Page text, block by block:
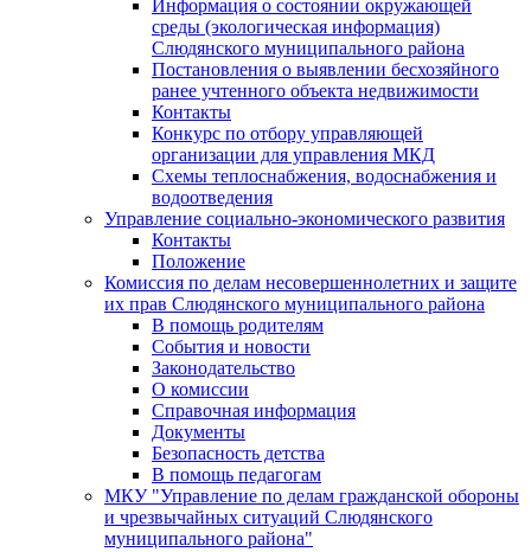
Информация о состоянии окружающей
среды (экологическая информация)
Слюдянского муниципального района
Постановления о выявлении бесхозяйного
ранее учтенного объекта недвижимости
Контакты
Конкурс по отбору управляющей
организации для управления МКД
Схемы теплоснабжения, водоснабжения и
водоотведения
Управление социально-экономического развития
Контакты
Положение
Комиссия по делам несовершеннолетних и защите
их прав Слюдянского муниципального района
В помощь родителям
События и новости
Законодательство
О комиссии
Справочная информация
Документы
Безопасность детства
В помощь педагогам
МКУ "Управление по делам гражданской обороны
и чрезвычайных ситуаций Слюдянского
муниципального района"